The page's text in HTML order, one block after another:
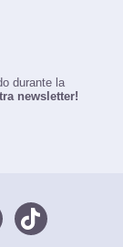
durante la
newsletter!